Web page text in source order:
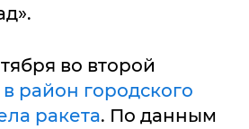
во второй
в район городского
ракета. По данным